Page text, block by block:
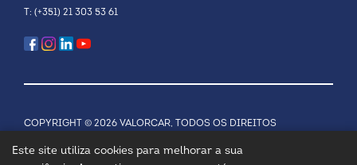
T: (+351) 21 303 53 61
COPYRIGHT © 2026 VALORCAR, TODOS OS DIREITOS
Este site utiliza cookies para melhorar a sua